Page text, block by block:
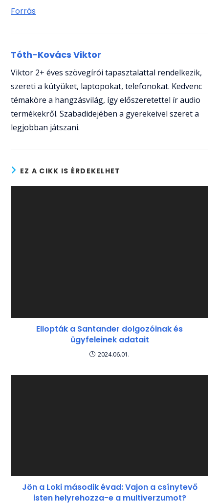
Forrás
Tóth-Kovács Viktor
Viktor 2+ éves szövegírói tapasztalattal rendelkezik,
szereti a kütyüket, laptopokat, telefonokat. Kedvenc
témaköre a hangzásvilág, így előszeretettel ír audio
termékekről. Szabadidejében a gyerekeivel szeret a
legjobban játszani.
EZ A CIKK IS ÉRDEKELHET
Ellopták a Santander dolgozóinak és
ügyfeleinek adatait
2024.06.01.
Jön a Loki második évad: Vajon a csínytevő
isten helyrehozza-e a multiverzumot?